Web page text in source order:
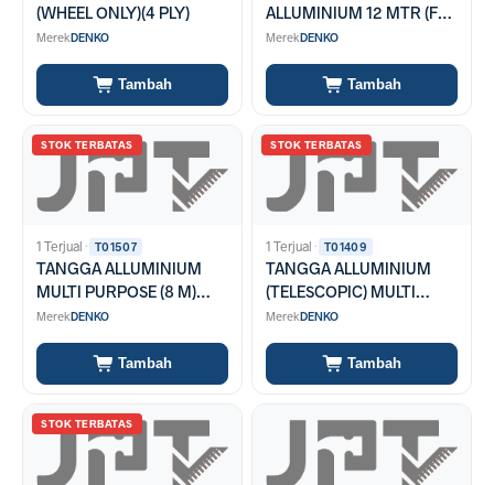
(WHEEL ONLY)(4 PLY)
MerekDENKO
Tambah
ALLUMINIUM 12 MTR (FEL
2X20)
MerekDENKO
Tambah
STOK TERBATAS
1 Terjual· T01507
TANGGA ALLUMINIUM
MULTI PURPOSE (8 M)
MAL 4X7
MerekDENKO
Tambah
STOK TERBATAS
1 Terjual· T01409
TANGGA ALLUMINIUM
(TELESCOPIC) MULTI
PURPOSE (5.6 M) TLB-9
MerekDENKO
Tambah
STOK TERBATAS